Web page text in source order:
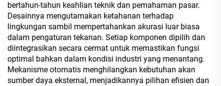
bertahun-tahun keahlian teknik dan pemahaman pasar.
Desainnya mengutamakan ketahanan terhadap
lingkungan sambil mempertahankan akurasi luar biasa
dalam pengaturan tekanan. Setiap komponen dipilih dan
diintegrasikan secara cermat untuk memastikan fungsi
optimal bahkan dalam kondisi industri yang menantang.
Mekanisme otomatis menghilangkan kebutuhan akan
sumber daya eksternal, menjadikannya pilihan efisien dan